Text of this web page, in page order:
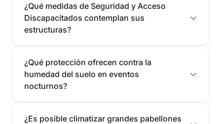
¿Qué medidas de Seguridad y Acceso
Discapacitados contemplan sus
estructuras?
¿Qué protección ofrecen contra la
humedad del suelo en eventos
nocturnos?
¿Es posible climatizar grandes pabellones